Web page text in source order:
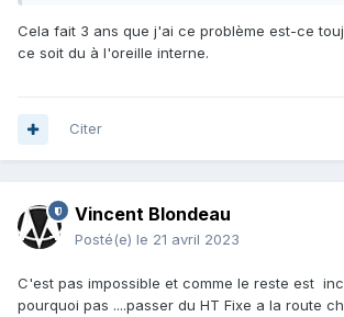
Je cherche .
Cela fait 3 ans que j'ai ce problème est-ce
ce soit du à l'oreille interne.
Citer
Vincent Blondeau
Posté(e) le 21 avril 2023
C'est pas impossible et comme le reste est
pourquoi pas ....passer du HT Fixe a la route